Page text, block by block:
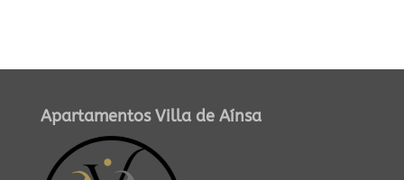
Apartamentos Villa de Aínsa